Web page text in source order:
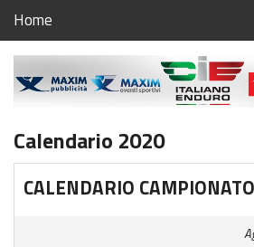
Home
Home
Calendario Campionato Italiano Enduro 2023
Regolamento Regionale Enduro Friuli Venezia
Campionato Regionale Enduro Friuli Venezia
Calendario 2020
CALENDARIO